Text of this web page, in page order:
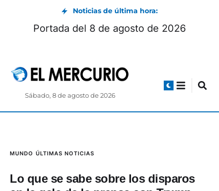
Noticias de última hora:
Portada del 8 de agosto de 2026
Sábado, 8 de agosto de 2026
MUNDO ÚLTIMAS NOTICIAS
Lo que se sabe sobre los disparos